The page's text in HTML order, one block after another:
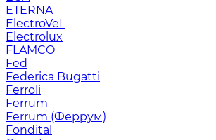
ETERNA
ElectroVeL
Electrolux
FLAMCO
Fed
Federica Bugatti
Ferroli
Ferrum
Ferrum (Феррум)
Fondital